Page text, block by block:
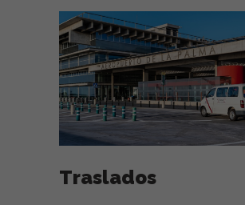
TESTIMONIOS
Traslados